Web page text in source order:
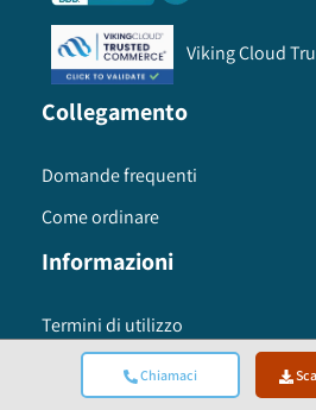
Chiamaci
Viking Cloud
Collegamento
Domande frequenti
Come ordinare
Informazioni
Termini di utilizzo
politica sulla riservatezza